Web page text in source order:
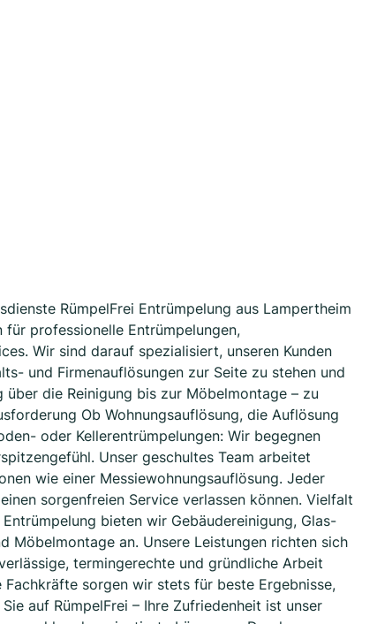
RümpelFrei Entrümpelung aus Lampertheim
professionelle Entrümpelungen,
Wir sind darauf spezialisiert, unseren Kunden
und Firmenauflösungen zur Seite zu stehen und
die Reinigung bis zur Möbelmontage – zu
Ob Wohnungsauflösung, die Auflösung
oder Kellerentrümpelungen: Wir begegnen
Unser geschultes Team arbeitet
wie einer Messiewohnungsauflösung. Jeder
sorgenfreien Service verlassen können. Vielfalt
bieten wir Gebäudereinigung, Glas-
Möbelmontage an. Unsere Leistungen richten sich
termingerechte und gründliche Arbeit
sorgen wir stets für beste Ergebnisse,
auf RümpelFrei – Ihre Zufriedenheit ist unser